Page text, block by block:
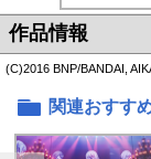
作品情報
(C)2016 BNP/BANDAI,
関連おすす